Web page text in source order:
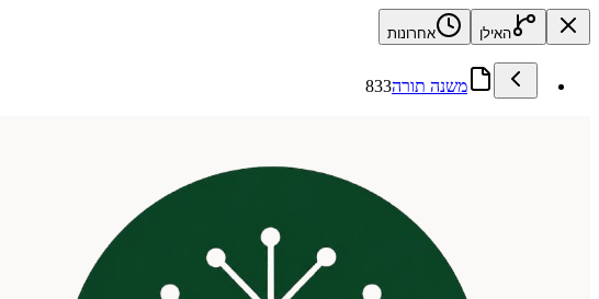
האילן אחרונות
משנה תורה833